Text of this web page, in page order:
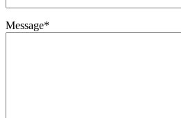
Message*